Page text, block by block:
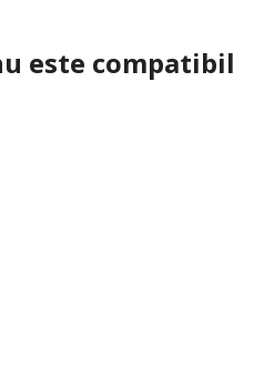
este compatibil